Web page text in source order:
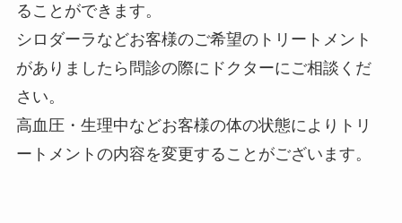
ることができます。
シロダーラなどお客様のご希望のトリートメント
がありましたら問診の際にドクターにご相談くだ
さい。
高血圧・生理中などお客様の体の状態によりトリ
ートメントの内容を変更することがございます。